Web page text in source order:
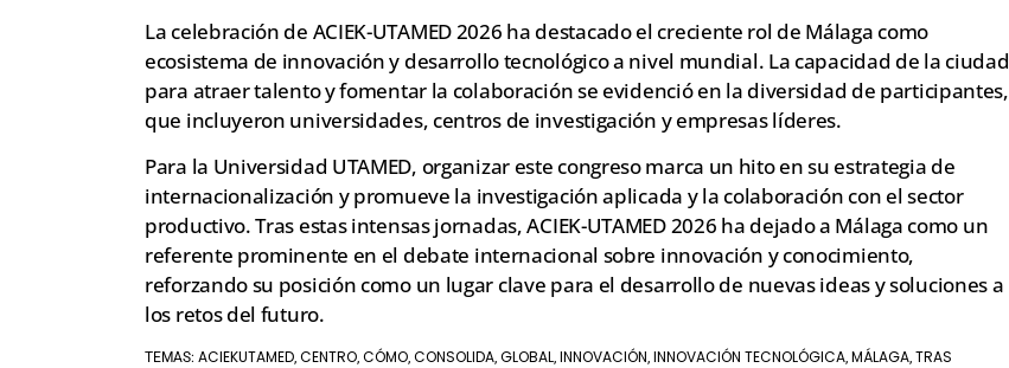
La celebración de ACIEK-UTAMED 2026 ha destacado el creciente rol de Málaga como
ecosistema de innovación y desarrollo tecnológico a nivel mundial. La capacidad de la ciudad
para atraer talento y fomentar la colaboración se evidenció en la diversidad de participantes,
que incluyeron universidades, centros de investigación y empresas líderes.
Para la Universidad UTAMED, organizar este congreso marca un hito en su estrategia de
internacionalización y promueve la investigación aplicada y la colaboración con el sector
productivo. Tras estas intensas jornadas, ACIEK-UTAMED 2026 ha dejado a Málaga como un
referente prominente en el debate internacional sobre innovación y conocimiento,
reforzando su posición como un lugar clave para el desarrollo de nuevas ideas y soluciones a
los retos del futuro.
TEMAS: ACIEKUTAMED CENTRO CÓMO CONSOLIDA GLOBAL INNOVACIÓN INNOVACIÓN TECNOLÓGICA MÁLAGA TRAS